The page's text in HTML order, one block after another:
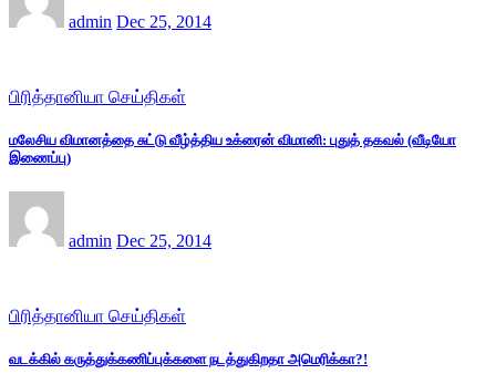
admin Dec 25, 2014
பிரித்தானியா செய்திகள்
மலேசிய விமானத்தை சுட்டு வீழ்த்திய உக்ரைன் விமானி: புதுத் தகவல் (வீடியோ
இணைப்பு)
admin Dec 25, 2014
பிரித்தானியா செய்திகள்
வடக்கில் கருத்துக்கணிப்புக்களை நடத்துகிறதா அமெரிக்கா?!